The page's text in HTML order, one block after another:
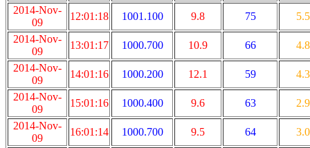
2014-Nov-
09
12:01:18 1001.100 9.8 75
5.5
2014-Nov-
09
13:01:17 1000.700 10.9 66
4.8
2014-Nov-
09
14:01:16 1000.200 12.1 59
4.3
2014-Nov-
09
15:01:16 1000.400 9.6 63
2.9
2014-Nov-
09
16:01:14 1000.700 9.5 64
3.0